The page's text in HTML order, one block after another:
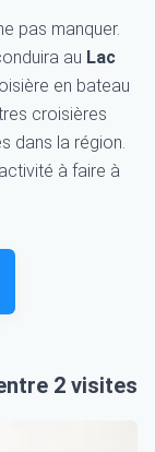
pas manquer.
au Lac
en bateau
croisières
dans la région.
à faire à
2 visites